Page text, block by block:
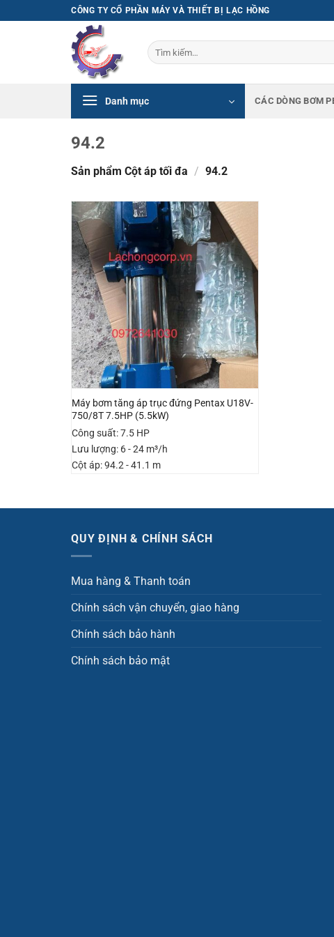
qua
CÔNG TY CỔ PHẦN MÁY VÀ THIẾT BỊ LẠC HỒNG
Tìm
kiếm:
Danh mục CÁC DÒNG BƠM
94.2
Sản phẩm Cột áp tối đa / 94.2
Máy bơm tăng áp trục đứng Pentax U18V-
750/8T 7.5HP (5.5kW)
Công suất: 7.5 HP
Lưu lượng: 6 - 24 m³/h
Cột áp: 94.2 - 41.1 m
QUY ĐỊNH & CHÍNH SÁCH
Mua hàng & Thanh toán
Chính sách vận chuyển, giao hàng
Chính sách bảo hành
Chính sách bảo mật